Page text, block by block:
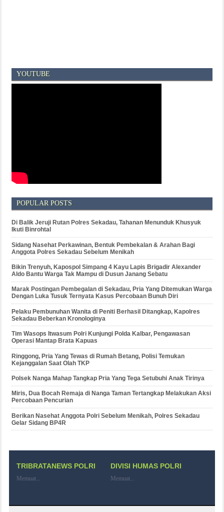
YOUTUBE
POPULAR POSTS
Di Balik Jeruji Rutan Polres Sekadau, Tahanan Menunduk Khusyuk
Ikuti Binrohtal
Sidang Nasehat Perkawinan, Bentuk Pembekalan & Arahan Bagi
Anggota Polres Sekadau Sebelum Menikah
Bikin Trenyuh, Kapospol Simpang 4 Kayu Lapis Brigadir Alexander
Aldo Bantu Warga Tak Mampu di Dusun Janang Sebatu
Marak Postingan Pembegalan di Sekadau, Pria Yang Ditemukan Warga
Dengan Luka Tusuk Ternyata Kasus Percobaan Bunuh Diri
Pelaku Pembunuhan Wanita di Peniti Berhasil Ditangkap, Kapolres
Sekadau Beberkan Kronologinya
Tim Wasops Itwasum Polri Kunjungi Polda Kalbar, Pengawasan
Operasi Mantap Brata Kapuas
Ringgong, Pria Yang Tewas di Rumah Betang, Polisi Temukan
Kejanggalan Saat Olah TKP
Polsek Nanga Mahap Tangkap Pria Yang Tega Setubuhi Anak Tirinya
Miris, Dua Bocah Remaja di Nanga Taman Tertangkap Melakukan Aksi
Percobaan Pencurian
Berikan Nasehat Anggota Polri Sebelum Menikah, Polres Sekadau
Gelar Sidang BP4R
TRIBRATANEWS POLRI
Memuat...
DIVISI HUMAS POLRI
Memuat...